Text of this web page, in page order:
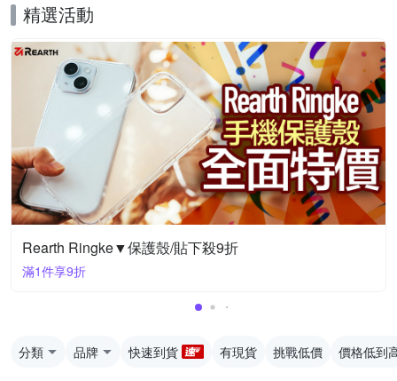
精選活動
Rearth Ringke▼保護殼/貼下殺9折
滿1件享9折
分類 品牌 快速到貨 有現貨 挑戰低價 價格低到